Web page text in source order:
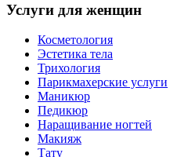
Услуги для женщин
Косметология
Эстетика тела
Трихология
Парикмахерские услуги
Маникюр
Педикюр
Наращивание ногтей
Макияж
Тату